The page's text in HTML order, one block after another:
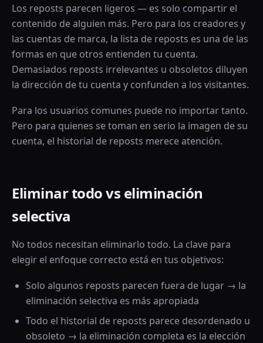
Los reposts parecen ligeros — es solo compartir el
contenido de alguien más. Pero para los creadores y
las cuentas de marca, la lista de reposts es una de las
formas en que otros entienden tu cuenta.
Demasiados reposts irrelevantes u obsoletos diluyen
la dirección de tu cuenta y confunden a los visitantes.
Para los usuarios comunes puede no importar tanto.
Pero para quienes se toman en serio la imagen de su
cuenta, el historial de reposts merece atención.
Eliminar todo vs eliminación
selectiva
No todos necesitan eliminarlo todo. La clave para
elegir el enfoque correcto está en tus objetivos:
Solo algunos reposts parecen fuera de lugar → la
eliminación selectiva es más apropiada
Todo el historial de reposts parece desordenado u
obsoleto → la eliminación completa es la elección